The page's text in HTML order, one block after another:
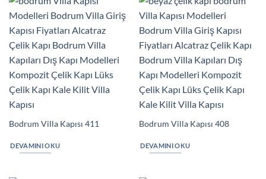
Bodrum Villa Kapısı 411
DEVAMINI OKU
Bodrum Villa Kapısı 408
DEVAMINI OKU